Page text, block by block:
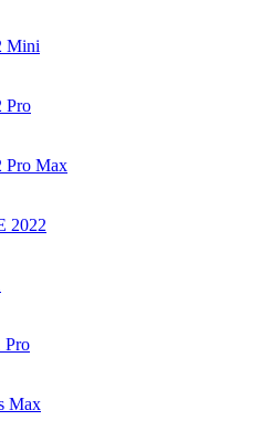
Mini
Pro
Pro Max
2022
Pro
Max